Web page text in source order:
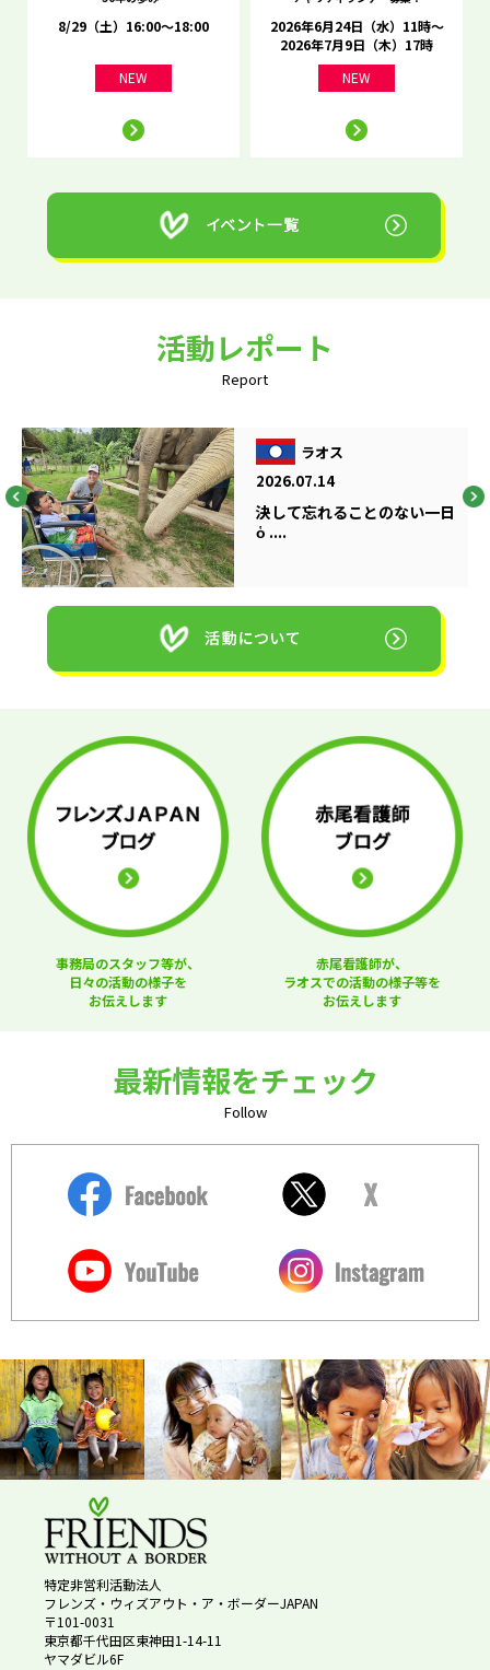
8/29（土）16:00～18:00
NEW
2026年6月24日（水）11時～
2026年7月9日（木）17時
NEW
活動レポート
Report
ラオス
2026.07.14
決して忘れることのない一日
ὁ ....
事務局のスタッフ等が、
日々の活動の様子を
お伝えします
赤尾看護師が、
ラオスでの活動の様子等を
お伝えします
最新情報をチェック
Follow
特定非営利活動法人
フレンズ・ウィズアウト・ア・ボーダーJAPAN
〒101-0031
東京都千代田区東神田1-14-11
ヤマダビル6F